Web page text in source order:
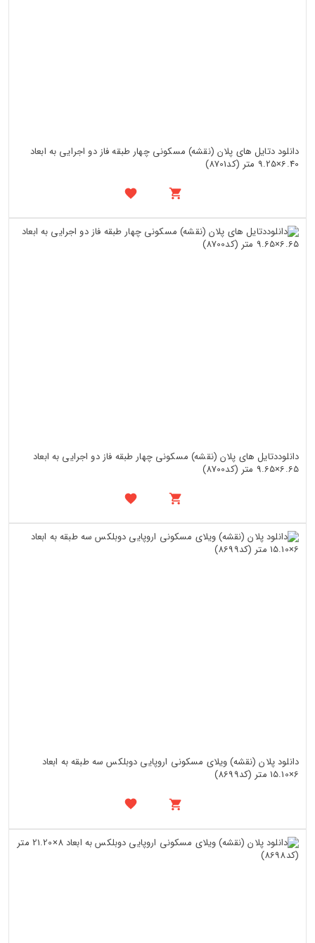
دانلود دتایل های پلان (نقشه) مسکونی چهار طبقه فاز دو اجرایی به ابعاد
6.40×9.25 متر (کد8701)
دانلوددتایل های پلان (نقشه) مسکونی چهار طبقه فاز دو اجرایی به ابعاد
6.65×9.65 متر (کد8700)
دانلود پلان (نقشه) ویلای مسکونی اروپایی دوبلکس سه طبقه به ابعاد
6×15.10 متر (کد8699)